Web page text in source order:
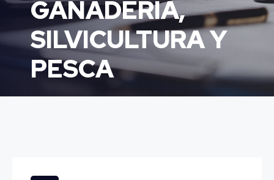
GANADERIA,
SILVICULTURA Y
PESCA